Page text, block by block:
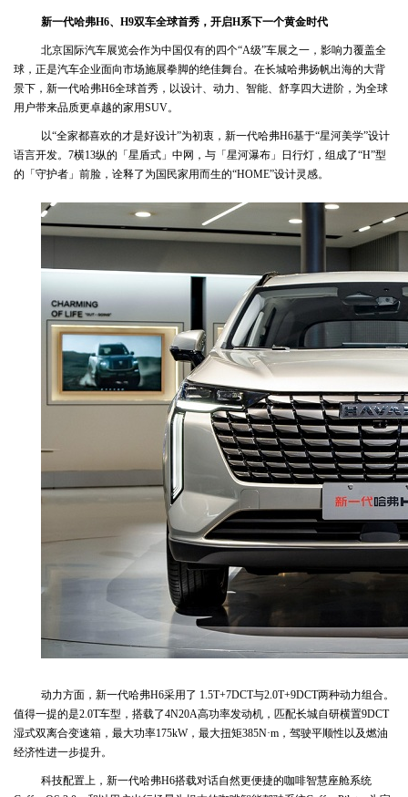
新一代哈弗H6、 H9双车全球首秀，开启H系下一个黄金时代
北京国际汽车展览会作为中国仅有的四个“A级”车展之一，影响力覆盖全
球，正是汽车企业面向市场施展拳脚的绝佳舞台。在长城哈弗扬帆出海的大背
景下，新一代哈弗H6全球首秀，以设计、动力、智能、舒享四大进阶，为全球
用户带来品质更卓越的家用SUV。
以“全家都喜欢的才是好设计”为初衷，新一代哈弗H6基于“星河美学”设计
语言开发。7横13纵的「星盾式」中网，与「星河瀑布」日行灯，组成了“H”型
的「守护者」前脸，诠释了为国民家用而生的“HOME”设计灵感。
动力方面，新一代哈弗H6采用了 1.5T+7DCT与2.0T+9DCT两种动力组合。
值得一提的是2.0T车型，搭载了4N20A高功率发动机，匹配长城自研横置9DCT
湿式双离合变速箱，最大功率175kW，最大扭矩385N·m，驾驶平顺性以及燃油
经济性进一步提升。
科技配置上，新一代哈弗H6搭载对话自然更便捷的咖啡智慧座舱系统